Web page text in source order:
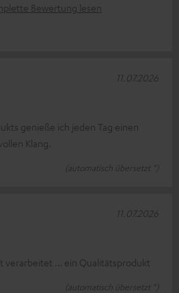
Bewertung lesen
genieße ich jeden Tag einen
Klang.
(automatisch übersetzt *)
11.07.2026
verarbeitet … ein Qualitätsprodukt
(automatisch übersetzt *)
11.07.2026